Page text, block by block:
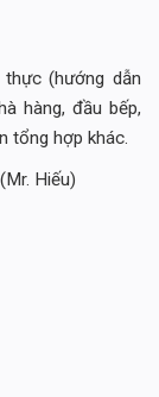
(hướng dẫn
hàng, đầu bếp,
tổng hợp khác.
Hiếu)